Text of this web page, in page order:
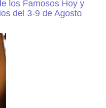
los Famosos Hoy y
del 3-9 de Agosto